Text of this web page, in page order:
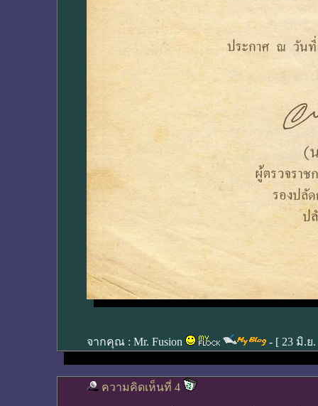
จากคุณ : Mr. Fusion - [ 23 มิ.ย
ความคิดเห็นที่ 4